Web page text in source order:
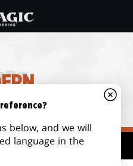
formats
below, and we will
language in the